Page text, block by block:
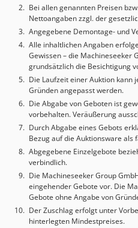
Bei allen genannten Preisen
Nettoangaben zzgl. der
Angegebene Demontage- und
Alle inhaltlichen Angaben
Gewissen – die Machineseeker
grundsätzlich die Besichtigung
Die Laufzeit einer Auktion kann
Gründen angepasst werden.
Die Abgabe von Geboten ist
vorbehalten. Veräußerung
Durch Abgabe eines Gebots
Bezug auf die Auktionsware
Abgegebene Einzelgebote
verbindlich.
Die Machineseeker Group
eingehender Gebote vor. Die
Gebote ohne Angabe von
Der Zuschlag erfolgt unter
hinterlegten Mindestpreises.